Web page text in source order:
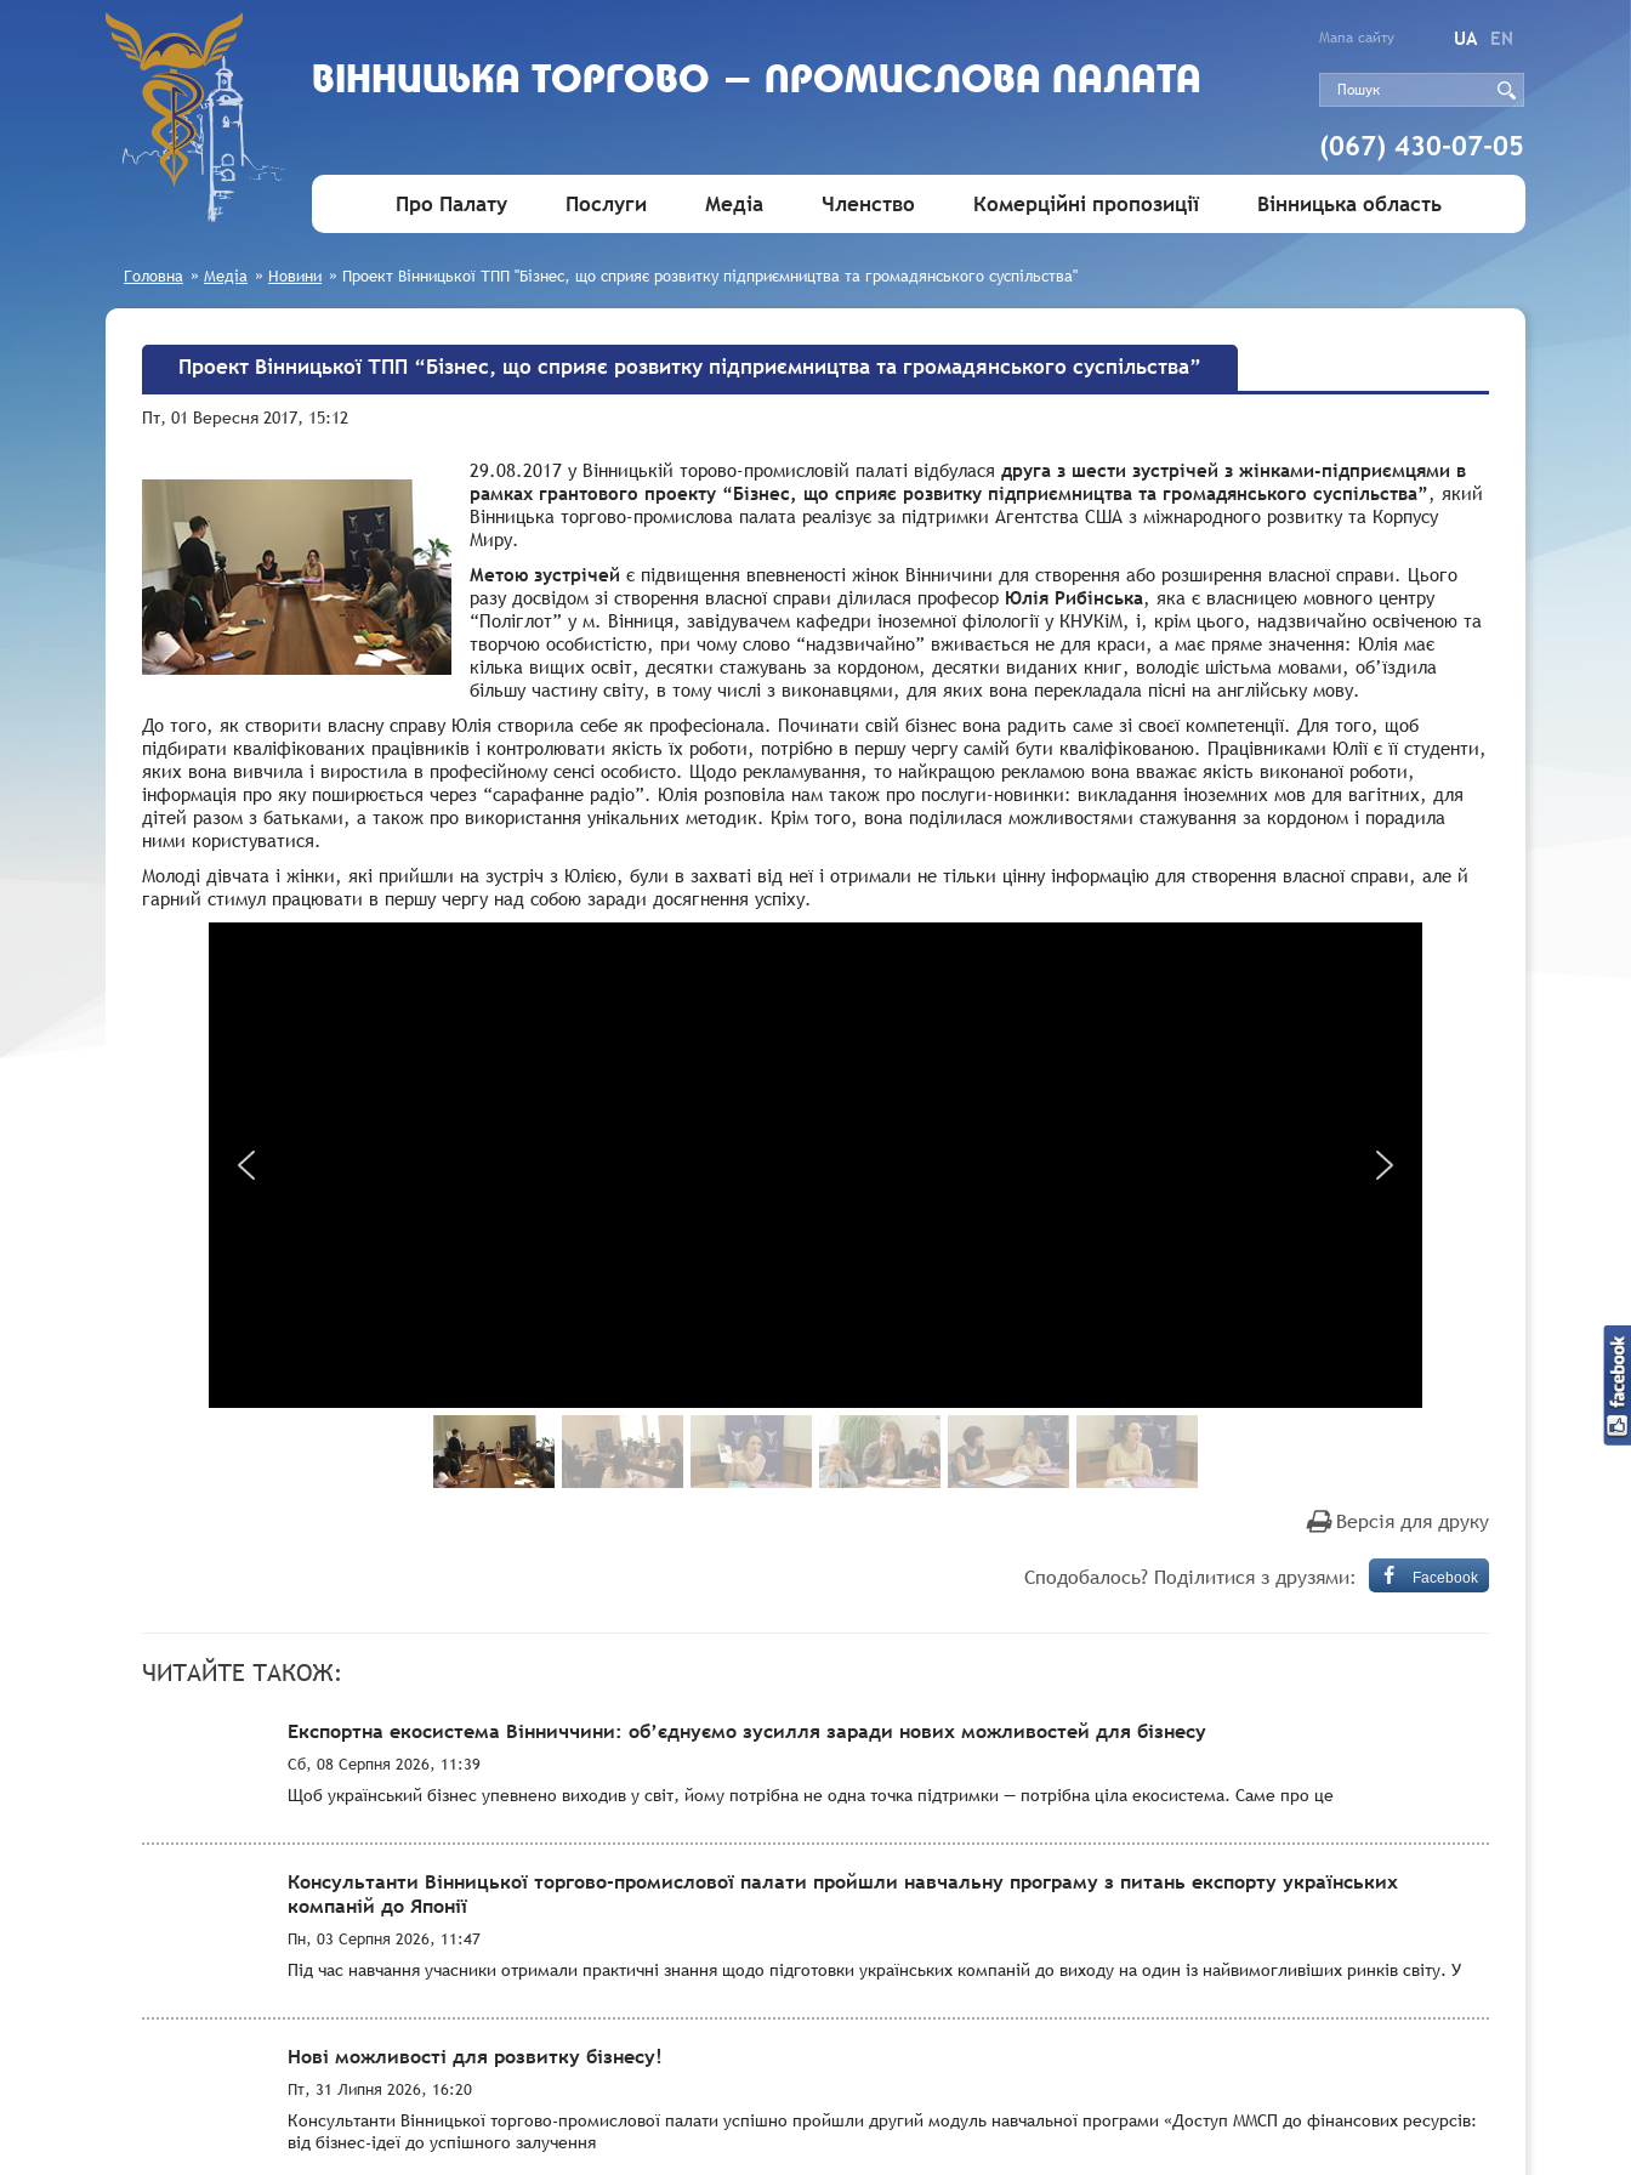
ВIННИЦЬКА ТОРГОВО - ПРОМИСЛОВА ПАЛАТА
Мапа сайту UA EN
(067) 430-07-05
Про Палату Послуги Медіа Членство Комерційні пропозиції Вінницька область
Головна » Медіа » Новини » Проект Вінницької ТПП "Бізнес, що сприяє розвитку підприємництва та громадянського суспільства"
Проект Вінницької ТПП “Бізнес, що сприяє розвитку підприємництва та громадянського суспільства”
Пт, 01 Вересня 2017, 15:12
29.08.2017 у Вінницькій торово-промисловій палаті відбулася друга з шести зустрічей з жінками-підприємцями в
рамках грантового проекту “Бізнес, що сприяє розвитку підприємництва та громадянського суспільства”, який
Вінницька торгово-промислова палата реалізує за підтримки Агентства США з міжнародного розвитку та Корпусу
Миру.
Метою зустрічей є підвищення впевненості жінок Вінничини для створення або розширення власної справи. Цього
разу досвідом зі створення власної справи ділилася професор Юлія Рибінська, яка є власницею мовного центру
“Поліглот” у м. Вінниця, завідувачем кафедри іноземної філології у КНУКіМ, і, крім цього, надзвичайно освіченою та
творчою особистістю, при чому слово “надзвичайно” вживається не для краси, а має пряме значення: Юлія має
кілька вищих освіт, десятки стажувань за кордоном, десятки виданих книг, володіє шістьма мовами, об’їздила
більшу частину світу, в тому числі з виконавцями, для яких вона перекладала пісні на англійську мову.
До того, як створити власну справу Юлія створила себе як професіонала. Починати свій бізнес вона радить саме зі своєї компетенції. Для того, щоб
підбирати кваліфікованих працівників і контролювати якість їх роботи, потрібно в першу чергу самій бути кваліфікованою. Працівниками Юлії є її студенти,
яких вона вивчила і виростила в професійному сенсі особисто. Щодо рекламування, то найкращою рекламою вона вважає якість виконаної роботи,
інформація про яку поширюється через “сарафанне радіо”. Юлія розповіла нам також про послуги-новинки: викладання іноземних мов для вагітних, для
дітей разом з батьками, а також про використання унікальних методик. Крім того, вона поділилася можливостями стажування за кордоном і порадила
ними користуватися.
Молоді дівчата і жінки, які прийшли на зустріч з Юлією, були в захваті від неї і отримали не тільки цінну інформацію для створення власної справи, але й
гарний стимул працювати в першу чергу над собою заради досягнення успіху.
Версія для друку
Сподобалось? Поділитися з друзями: Facebook
ЧИТАЙТЕ ТАКОЖ:
Експортна екосистема Вінниччини: об’єднуємо зусилля заради нових можливостей для бізнесу
Сб, 08 Серпня 2026, 11:39
Щоб український бізнес упевнено виходив у світ, йому потрібна не одна точка підтримки — потрібна ціла екосистема. Саме про це
Консультанти Вінницької торгово-промислової палати пройшли навчальну програму з питань експорту українських
компаній до Японії
Пн, 03 Серпня 2026, 11:47
Під час навчання учасники отримали практичні знання щодо підготовки українських компаній до виходу на один із найвимогливіших ринків світу. У
Нові можливості для розвитку бізнесу!
Пт, 31 Липня 2026, 16:20
Консультанти Вінницької торгово-промислової палати успішно пройшли другий модуль навчальної програми «Доступ ММСП до фінансових ресурсів:
від бізнес-ідеї до успішного залучення